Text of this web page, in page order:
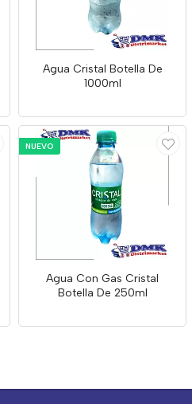
Agua Cristal Botella De
1000ml
NUEVO
Agua Con Gas Cristal
Botella De 250ml